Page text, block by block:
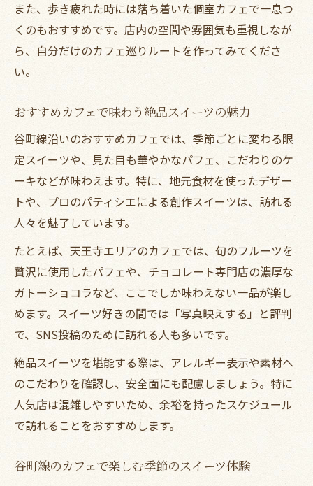
また、歩き疲れた時には落ち着いた個室カフェで一息つ
くのもおすすめです。店内の空間や雰囲気も重視しなが
ら、自分だけのカフェ巡りルートを作ってみてくださ
い。
おすすめカフェで味わう絶品スイーツの魅力
谷町線沿いのおすすめカフェでは、季節ごとに変わる限
定スイーツや、見た目も華やかなパフェ、こだわりのケ
ーキなどが味わえます。特に、地元食材を使ったデザー
トや、プロのパティシエによる創作スイーツは、訪れる
人々を魅了しています。
たとえば、天王寺エリアのカフェでは、旬のフルーツを
贅沢に使用したパフェや、チョコレート専門店の濃厚な
ガトーショコラなど、ここでしか味わえない一品が楽し
めます。スイーツ好きの間では「写真映えする」と評判
で、SNS投稿のために訪れる人も多いです。
絶品スイーツを堪能する際は、アレルギー表示や素材へ
のこだわりを確認し、安全面にも配慮しましょう。特に
人気店は混雑しやすいため、余裕を持ったスケジュール
で訪れることをおすすめします。
谷町線のカフェで楽しむ季節のスイーツ体験